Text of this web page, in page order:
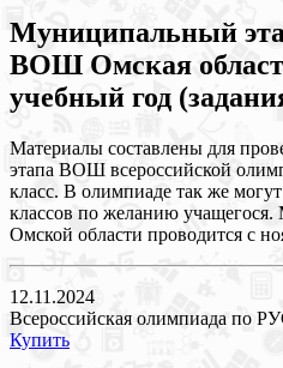
Муниципальный
ВОШ Омская
учебный год
Материалы составлены для
этапа ВОШ всероссийской
класс. В олимпиаде так же
классов по желанию
Омской области проводится с
12.11.2024
Всероссийская олимпиада
Купить